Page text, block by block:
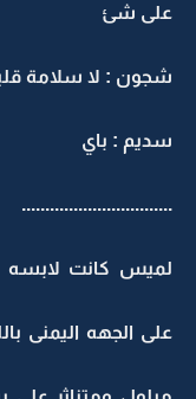
على شئ
شجون : لا سلامة
سديم : باي
................................
لميس كانت لابسه
على الجهه اليمنى